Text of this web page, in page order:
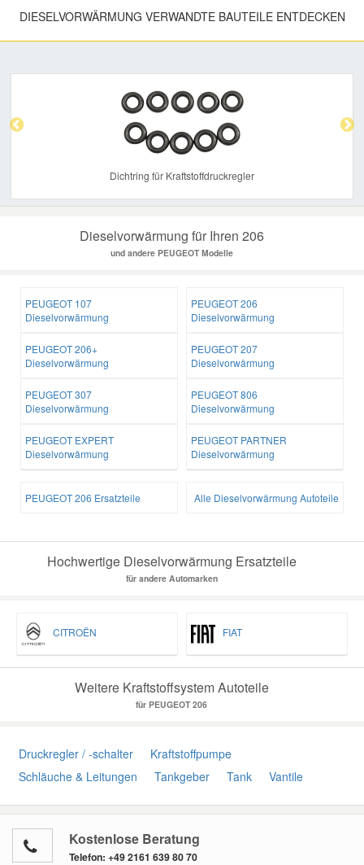
DIESELVORWÄRMUNG VERWANDTE BAUTEILE ENTDECKEN
Dichtring für Kraftstoffdruckregler
Dieselvorwärmung für Ihren 206
und andere PEUGEOT Modelle
PEUGEOT 107
Dieselvorwärmung
PEUGEOT 206
Dieselvorwärmung
PEUGEOT 206+
Dieselvorwärmung
PEUGEOT 207
Dieselvorwärmung
PEUGEOT 307
Dieselvorwärmung
PEUGEOT 806
Dieselvorwärmung
PEUGEOT EXPERT
Dieselvorwärmung
PEUGEOT PARTNER
Dieselvorwärmung
PEUGEOT 206 Ersatzteile Alle Dieselvorwärmung Autoteile
Hochwertige Dieselvorwärmung Ersatzteile
für andere Automarken
CITROËN FIAT
Weitere Kraftstoffsystem Autoteile
für PEUGEOT 206
Druckregler / -schalter
Kraftstoffpumpe
Schläuche & Leitungen
Tankgeber Tank Vantile
Kostenlose Beratung
Telefon: +49 2161 639 80 70